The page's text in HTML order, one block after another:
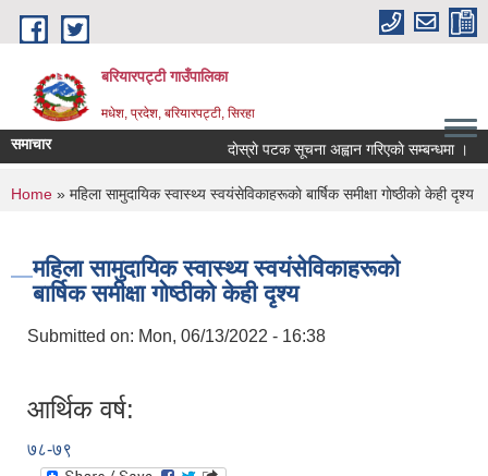
Skip to main content
बरियारपट्टी गाउँपालिका
मधेश, प्रदेश, बरियारपट्टी, सिरहा
समाचार दाेस्राे पटक सूचना अह्वान गरिएकाे सम्बन्धमा ।
You are here
Home » महिला सामुदायिक स्वास्थ्य स्वयंसेविकाहरूकाे बार्षिक समीक्षा गाेष्ठीकाे केही दृश्य
महिला सामुदायिक स्वास्थ्य स्वयंसेविकाहरूकाे
बार्षिक समीक्षा गाेष्ठीकाे केही दृश्य
Submitted on: Mon, 06/13/2022 - 16:38
आर्थिक वर्ष:
७८-७९